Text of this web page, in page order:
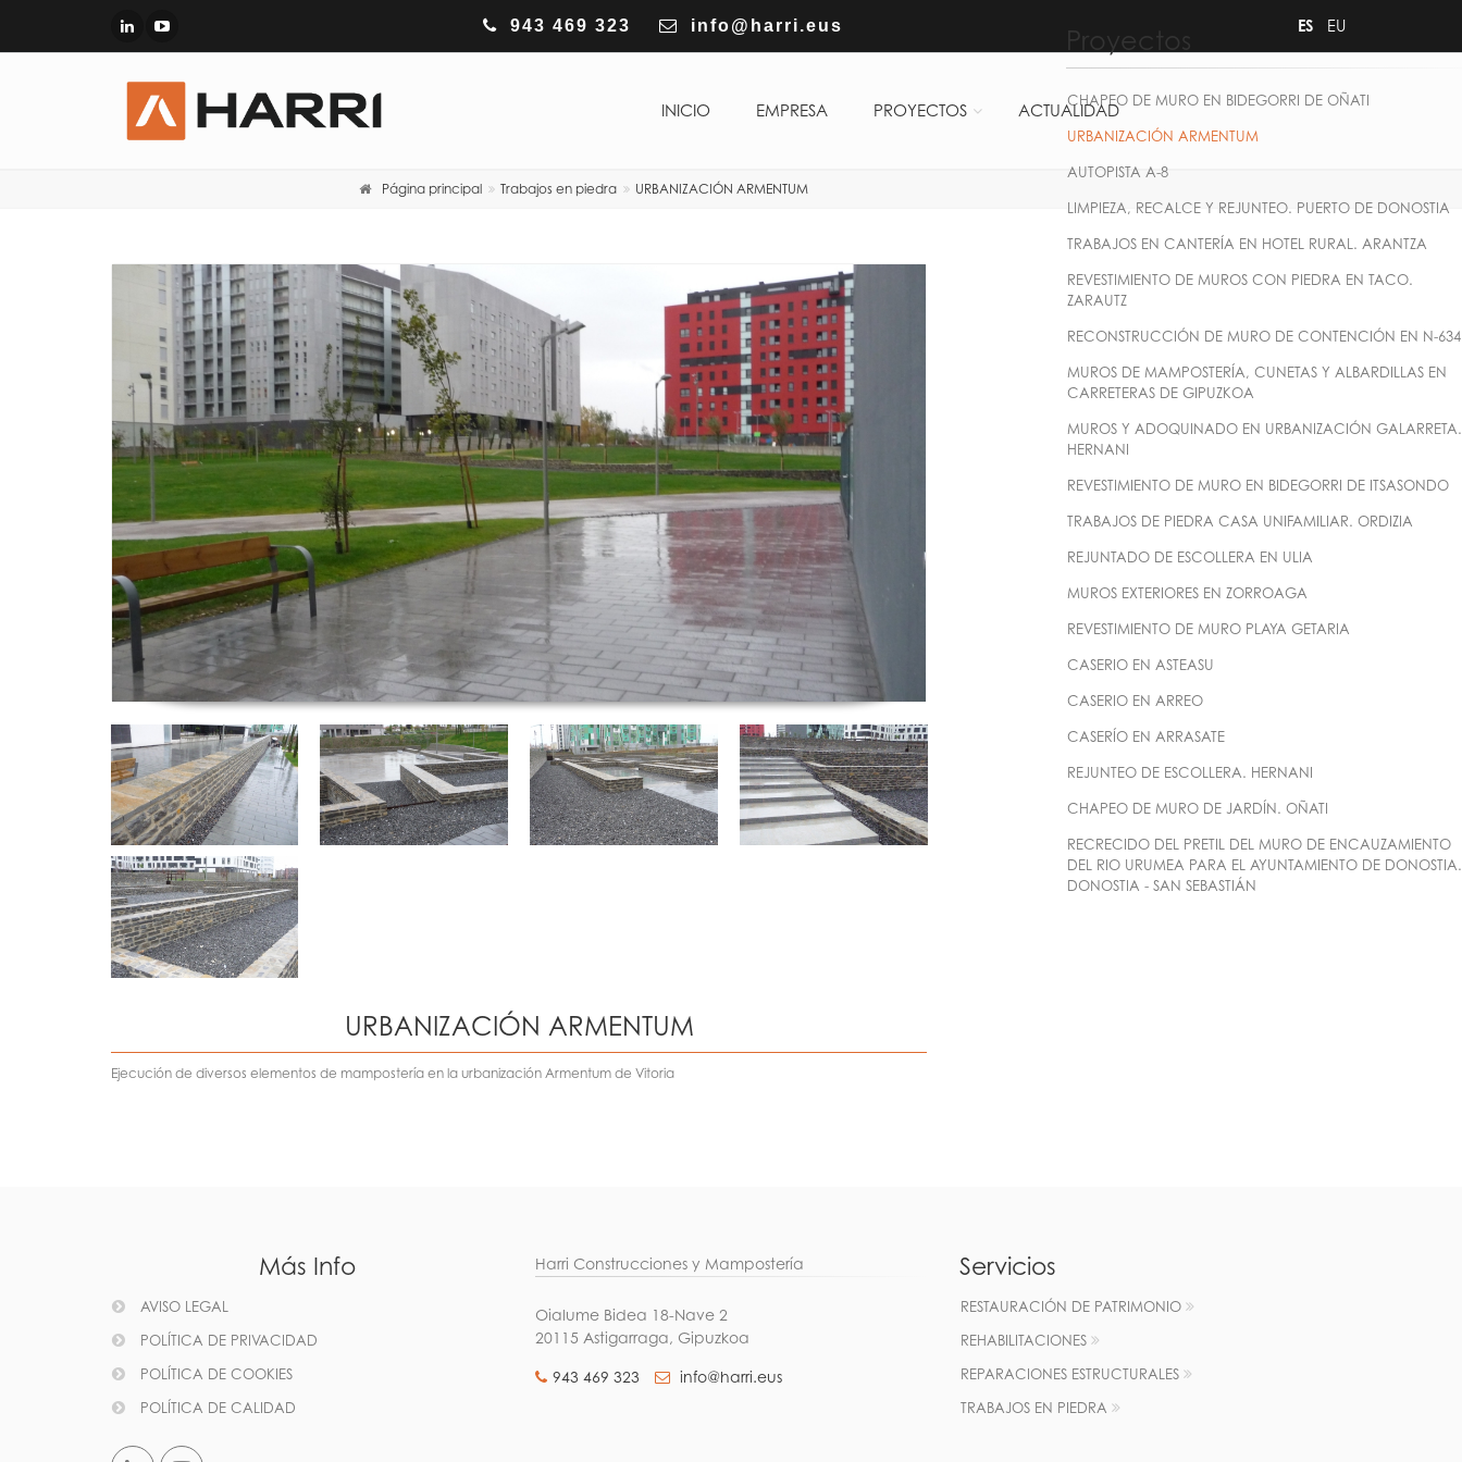
943 469 323 info@harri.eus ES EU
INICIO EMPRESA PROYECTOS ACTUALIDAD
Página principal Trabajos en piedra URBANIZACIÓN ARMENTUM
URBANIZACIÓN ARMENTUM
Ejecución de diversos elementos de mampostería en la urbanización Armentum de Vitoria
Proyectos
CHAPEO DE MURO EN BIDEGORRI DE OÑATI
URBANIZACIÓN ARMENTUM
AUTOPISTA A-8
LIMPIEZA, RECALCE Y REJUNTEO. PUERTO DE DONOSTIA
TRABAJOS EN CANTERÍA EN HOTEL RURAL. ARANTZA
REVESTIMIENTO DE MUROS CON PIEDRA EN TACO.
ZARAUTZ
RECONSTRUCCIÓN DE MURO DE CONTENCIÓN EN N-634
MUROS DE MAMPOSTERÍA, CUNETAS Y ALBARDILLAS EN
CARRETERAS DE GIPUZKOA
MUROS Y ADOQUINADO EN URBANIZACIÓN GALARRETA.
HERNANI
REVESTIMIENTO DE MURO EN BIDEGORRI DE ITSASONDO
TRABAJOS DE PIEDRA CASA UNIFAMILIAR. ORDIZIA
REJUNTADO DE ESCOLLERA EN ULIA
MUROS EXTERIORES EN ZORROAGA
REVESTIMIENTO DE MURO PLAYA GETARIA
CASERIO EN ASTEASU
CASERIO EN ARREO
CASERÍO EN ARRASATE
REJUNTEO DE ESCOLLERA. HERNANI
CHAPEO DE MURO DE JARDÍN. OÑATI
RECRECIDO DEL PRETIL DEL MURO DE ENCAUZAMIENTO
DEL RIO URUMEA PARA EL AYUNTAMIENTO DE DONOSTIA.
DONOSTIA - SAN SEBASTIÁN
Más Info
AVISO LEGAL
POLÍTICA DE PRIVACIDAD
POLÍTICA DE COOKIES
POLÍTICA DE CALIDAD
Harri Construcciones y Mampostería
Oialume Bidea 18-Nave 2
20115 Astigarraga, Gipuzkoa
943 469 323 info@harri.eus
Servicios
RESTAURACIÓN DE PATRIMONIO
REHABILITACIONES
REPARACIONES ESTRUCTURALES
TRABAJOS EN PIEDRA